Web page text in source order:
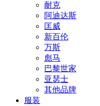
耐克
阿迪达斯
匡威
新百伦
万斯
彪马
巴黎世家
亚瑟士
其他品牌
服装